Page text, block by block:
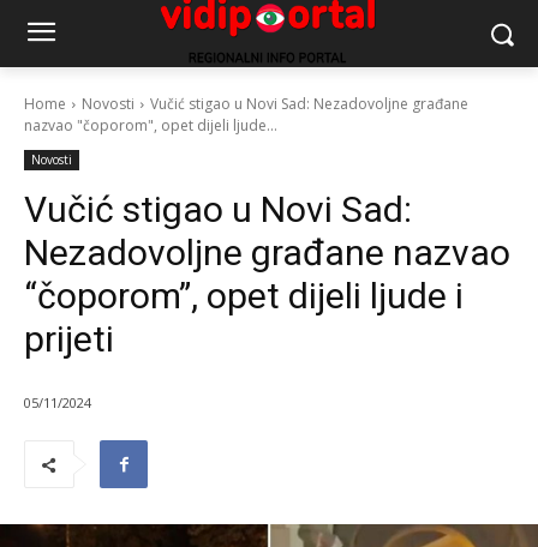
Home Novosti
Vučić stigao u Novi Sad: Nezadovoljne građane
nazvao "čoporom", opet dijeli ljude...
Novosti
Vučić stigao u Novi Sad:
Nezadovoljne građane nazvao
“čoporom”, opet dijeli ljude i
prijeti
05/11/2024